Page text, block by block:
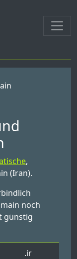
,
(Iran).
noch
günstig
.ir